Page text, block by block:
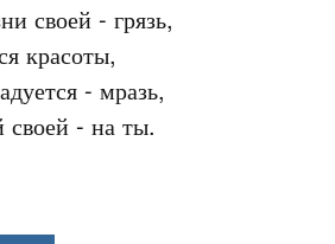
своей - грязь,
красоты,
- мразь,
- на ты.